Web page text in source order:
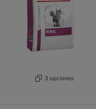
3 opciones